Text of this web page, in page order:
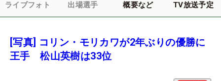
ライブフォト 出場選手 概要など TV放送予定
[写真] コリン・モリカワが2年ぶりの優勝に
王手 松山英樹は33位